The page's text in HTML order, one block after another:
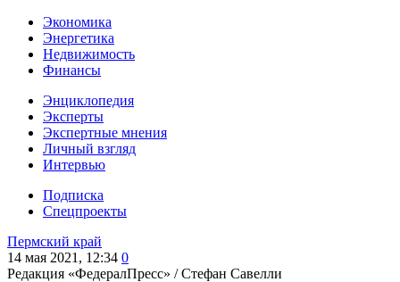
Экономика
Энергетика
Недвижимость
Финансы
Энциклопедия
Эксперты
Экспертные мнения
Личный взгляд
Интервью
Подписка
Спецпроекты
Пермский край
14 мая 2021, 12:34 0
Редакция «ФедералПресс» /Стефан Савелли